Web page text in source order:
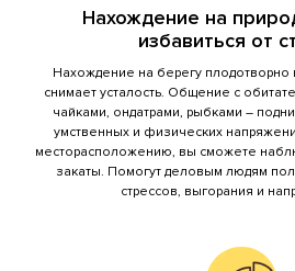
Жар-Птица (на берегу, крытая,
Нахождение на
избавиться от
Нахождение на берегу плодотворно
снимает усталость. Общение с
чайками, ондатрами, рыбками –
умственных и физических
месторасположению, вы сможете
закаты. Помогут деловым людям
стрессов, выгорания и